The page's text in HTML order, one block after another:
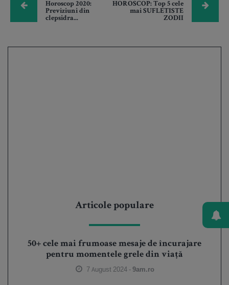
Horoscop 2020:
Previziuni din
clepsidra...
HOROSCOP: Top 5 cele
mai SUFLETISTE
ZODII
Articole populare
50+ cele mai frumoase mesaje de încurajare
pentru momentele grele din viață
7 August 2024 -9am.ro